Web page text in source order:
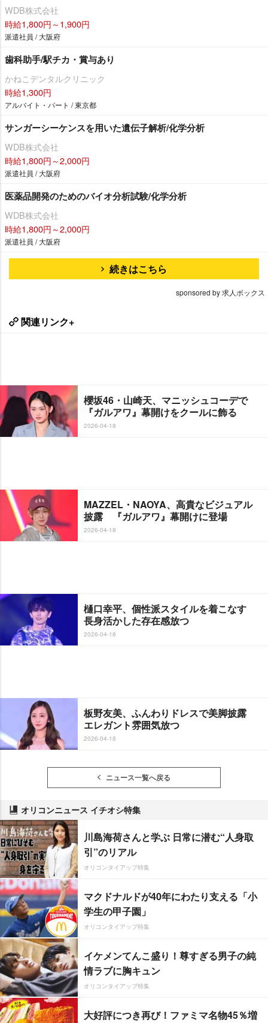
WDB株式会社
時給1,800円～1,900円
派遣社員 / 大阪府
歯科助手/駅チカ・賞与あり
かねこデンタルクリニック
時給1,300円
アルバイト・パート / 東京都
サンガーシーケンスを用いた遺伝子解析/化学分析
WDB株式会社
時給1,800円～2,000円
派遣社員 / 大阪府
医薬品開発のためのバイオ分析試験/化学分析
WDB株式会社
時給1,800円～2,000円
派遣社員 / 大阪府
続きはこちら
sponsored by 求人ボックス
関連リンク+
櫻坂46・山崎天、マニッシュコーデで
『ガルアワ』幕開けをクールに飾る
2026-04-18
MAZZEL・NAOYA、高貴なビジュアル
披露 『ガルアワ』幕開けに登場
2026-04-18
樋口幸平、個性派スタイルを着こなす
長身活かした存在感放つ
2026-04-18
板野友美、ふんわりドレスで美脚披露
エレガント雰囲気放つ
2026-04-18
ニュース一覧へ戻る
オリコンニュース イチオシ特集
川島海荷さんと学ぶ 日常に潜む“人身取
引”のリアル
オリコンタイアップ特集
マクドナルドが40年にわたり支える「小
学生の甲子園」
オリコンタイアップ特集
イケメンてんこ盛り！尊すぎる男子の純
情ラブに胸キュン
オリコンタイアップ特集
大好評につき再び！ファミマ名物45％増